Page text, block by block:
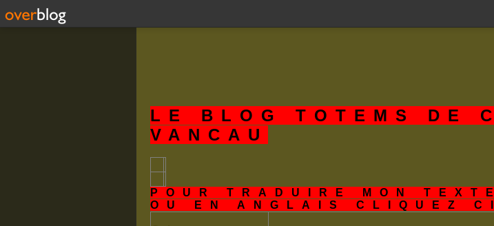
LE BLOG TOTEMS DE
VANCAU
POUR TRADUIRE MON
OU EN ANGLAIS CLIQUEZ